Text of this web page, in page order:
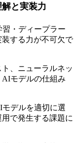
と実装力
・ディープラー
する力が不可欠で
、ニューラルネッ
AIモデルの仕組み
モデルを適切に選
で発生する課題に